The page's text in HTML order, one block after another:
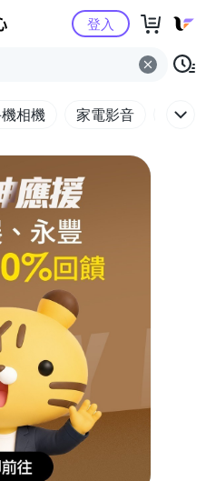
Yahoo購物中心
登入
相機 家電影音 電腦